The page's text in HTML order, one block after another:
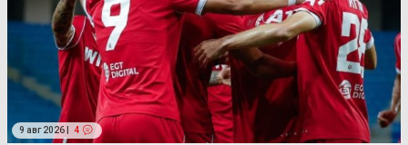
9 авг 2026 | 4